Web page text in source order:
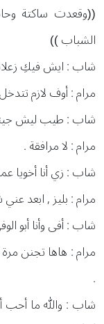
((وقعدت ساكتة
الشباب ))
شاب : ايش فيكِ
مرام : أوف لازم
شاب : طيب ليش
مرام : لا مرافقة .
شاب : زي أنا أخويا
مرام : بليز , ابعد
شاب : أفى وأنا أبو
مرام : هاها تجنن
.
شاب : والله ما